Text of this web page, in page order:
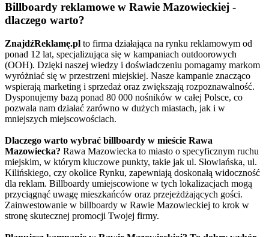
Billboardy reklamowe w Rawie Mazowieckiej -
dlaczego warto?
ZnajdźReklamę.pl to firma działająca na rynku reklamowym od
ponad 12 lat, specjalizująca się w kampaniach outdoorowych
(OOH). Dzięki naszej wiedzy i doświadczeniu pomagamy markom
wyróżniać się w przestrzeni miejskiej. Nasze kampanie znacząco
wspierają marketing i sprzedaż oraz zwiększają rozpoznawalność.
Dysponujemy bazą ponad 80 000 nośników w całej Polsce, co
pozwala nam działać zarówno w dużych miastach, jak i w
mniejszych miejscowościach.
Dlaczego warto wybrać billboardy w mieście Rawa
Mazowiecka? Rawa Mazowiecka to miasto o specyficznym ruchu
miejskim, w którym kluczowe punkty, takie jak ul. Słowiańska, ul.
Kilińskiego, czy okolice Rynku, zapewniają doskonałą widoczność
dla reklam. Billboardy umiejscowione w tych lokalizacjach mogą
przyciągnąć uwagę mieszkańców oraz przejeżdżających gości.
Zainwestowanie w billboardy w Rawie Mazowieckiej to krok w
stronę skutecznej promocji Twojej firmy.